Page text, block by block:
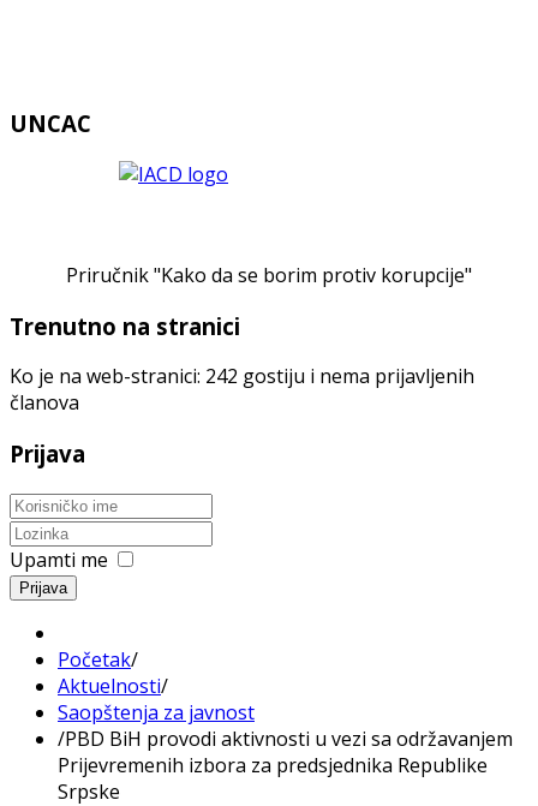
UNCAC
Priručnik "Kako da se borim protiv korupcije"
Trenutno na stranici
Ko je na web-stranici: 242 gostiju i nema prijavljenih
članova
Prijava
Upamti me
Prijava
Početak/
Aktuelnosti/
Saopštenja za javnost
/PBD BiH provodi aktivnosti u vezi sa održavanjem
Prijevremenih izbora za predsjednika Republike
Srpske